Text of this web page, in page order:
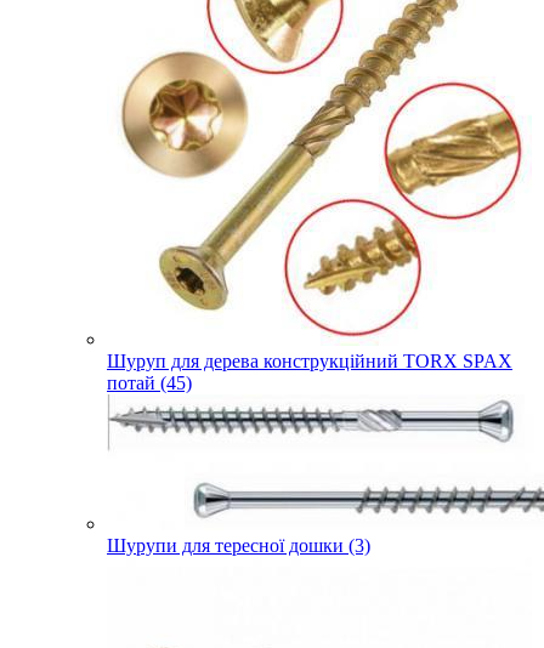
Шуруп для дерева конструкційний TORX SPAX
потай (45)
Шурупи для тересної дошки (3)